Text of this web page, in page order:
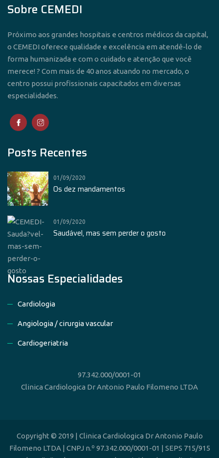
Sobre CEMEDI
Próximo aos grandes hospitais e centros médicos da capital,
o CEMEDI oferece qualidade e excelência em atendê-lo de
forma humanizada e com o cuidado e atenção que você
merece! ? Com mais de 40 anos atuando no mercado, o
centro possui profissionais capacitados em diversas
especialidades.
Posts Recentes
01/09/2020
Os dez mandamentos
01/09/2020
Saudável, mas sem perder o gosto
Nossas Especialidades
Cardiologia
Angiologia / cirurgia vascular
Cardiogeriatria
97.342.000/0001-01
Clinica Cardiologica Dr Antonio Paulo Filomeno LTDA
Copyright © 2019 | Clinica Cardiologica Dr Antonio Paulo
Filomeno LTDA | CNPJ n.º 97.342.000/0001-01 | SEPS 715/915